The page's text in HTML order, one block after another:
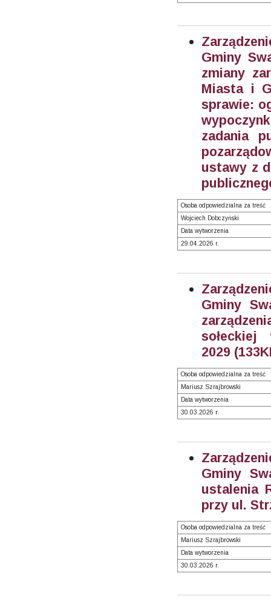
Gminy
zmiany
Miasta i
sprawie:
zadania
ustawy z
Osoba odpowiedzialna za treść
Wojciech Dobczyński
Data wytworzenia
29.04.2026 r.
Gminy
2029
Osoba odpowiedzialna za treść
Mariusz Szrajbrowski
Data wytworzenia
30.03.2026 r.
Gminy
ustalenia
przy ul.
Osoba odpowiedzialna za treść
Mariusz Szrajbrowski
Data wytworzenia
30.03.2026 r.